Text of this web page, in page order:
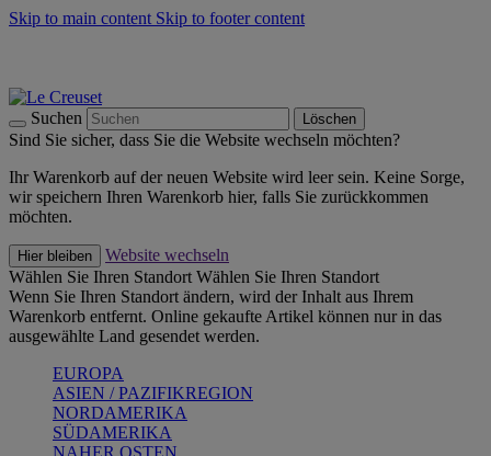
Skip to main content Skip to footer content
Suchen Löschen
Sind Sie sicher, dass Sie die Website wechseln möchten?
Ihr Warenkorb auf der neuen Website wird leer sein. Keine Sorge,
wir speichern Ihren Warenkorb hier, falls Sie zurückkommen
möchten.
Hier bleiben
Website wechseln
Wählen Sie Ihren Standort Wählen Sie Ihren Standort
Wenn Sie Ihren Standort ändern, wird der Inhalt aus Ihrem
Warenkorb entfernt. Online gekaufte Artikel können nur in das
ausgewählte Land gesendet werden.
EUROPA
ASIEN / PAZIFIKREGION
NORDAMERIKA
SÜDAMERIKA
NAHER OSTEN